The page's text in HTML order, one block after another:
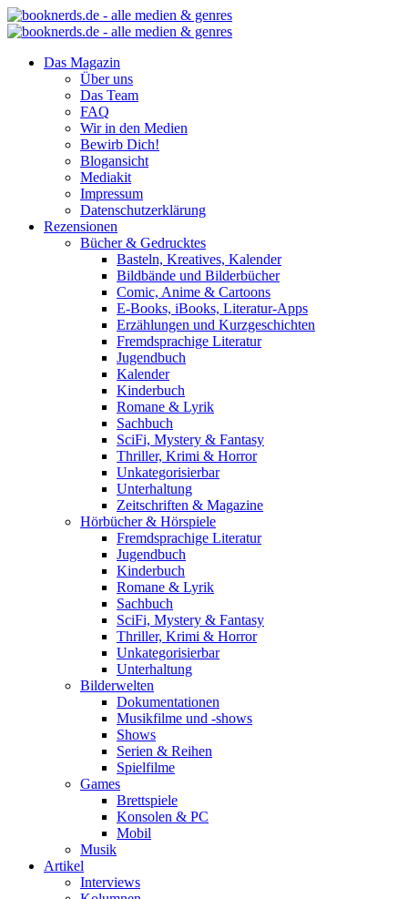
Das Magazin
Über uns
Das Team
FAQ
Wir in den Medien
Bewirb Dich!
Blogansicht
Mediakit
Impressum
Datenschutzerklärung
Rezensionen
Bücher & Gedrucktes
Basteln, Kreatives, Kalender
Bildbände und Bilderbücher
Comic, Anime & Cartoons
E-Books, iBooks, Literatur-Apps
Erzählungen und Kurzgeschichten
Fremdsprachige Literatur
Jugendbuch
Kalender
Kinderbuch
Romane & Lyrik
Sachbuch
SciFi, Mystery & Fantasy
Thriller, Krimi & Horror
Unkategorisierbar
Unterhaltung
Zeitschriften & Magazine
Hörbücher & Hörspiele
Fremdsprachige Literatur
Jugendbuch
Kinderbuch
Romane & Lyrik
Sachbuch
SciFi, Mystery & Fantasy
Thriller, Krimi & Horror
Unkategorisierbar
Unterhaltung
Bilderwelten
Dokumentationen
Musikfilme und -shows
Shows
Serien & Reihen
Spielfilme
Games
Brettspiele
Konsolen & PC
Mobil
Musik
Artikel
Interviews